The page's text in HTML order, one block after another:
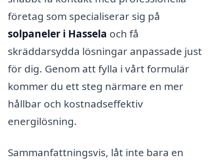
företag som specialiserar sig på
solpaneler i Hassela och få
skräddarsydda lösningar anpassade just
för dig. Genom att fylla i vårt formulär
kommer du ett steg närmare en mer
hållbar och kostnadseffektiv
energilösning.
Sammanfattningsvis, låt inte bara en